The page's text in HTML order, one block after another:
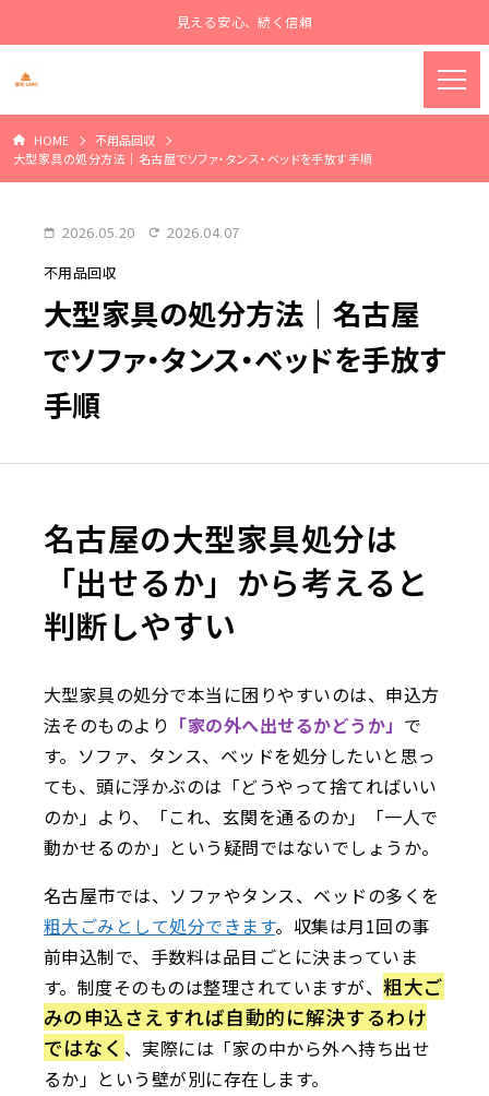
見える安心、続く信頼
HOME
不用品回収
大型家具の処分方法｜名古屋でソファ・タンス・ベッドを手放す手順
2026.05.20
2026.04.07
不用品回収
大型家具の処分方法｜名古屋
でソファ・タンス・ベッドを手放す
手順
名古屋の大型家具処分は
「出せるか」から考えると
判断しやすい
大型家具の処分で本当に困りやすいのは、申込方
法そのものより 「家の外へ出せるかどうか」 で
す。ソファ、タンス、ベッドを処分したいと思っ
ても、頭に浮かぶのは「どうやって捨てればいい
のか」より、「これ、玄関を通るのか」「一人で
動かせるのか」という疑問ではないでしょうか。
名古屋市では、ソファやタンス、ベッドの多くを
粗大ごみとして処分できます。収集は月1回の事
前申込制で、手数料は品目ごとに決まっていま
す。制度そのものは整理されていますが、粗大ご
みの申込さえすれば自動的に解決するわけ
ではなく 、実際には「家の中から外へ持ち出せ
るか」という壁が別に存在します。